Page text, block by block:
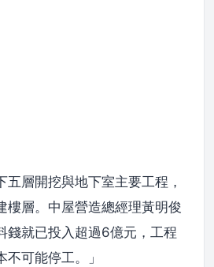
五層開挖與地下室主要工程，
樓層。中屋營造總經理黃明俊
錢就已投入超過6億元，工程
可能停工。」